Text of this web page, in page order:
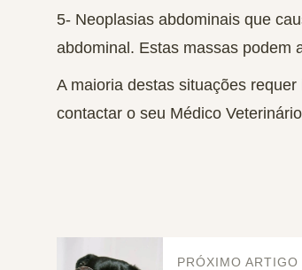
5- Neoplasias abdominais que
abdominal. Estas massas podem
A maioria destas situações
contactar o seu Médico
PRÓXIMO ARTIGO